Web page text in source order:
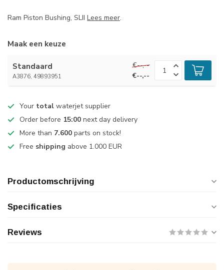
Ram Piston Bushing, SLII Lees meer.
Maak een keuze
Standaard
A3876, 49893951
€--,--
€--,--
Your total waterjet supplier
Order before 15:00 next day delivery
More than 7.600 parts on stock!
Free shipping above 1.000 EUR
Productomschrijving
Specificaties
Reviews